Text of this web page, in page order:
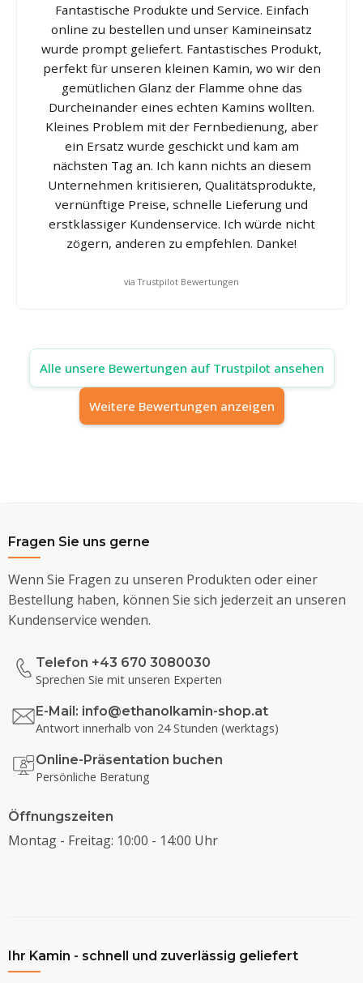
Fantastische Produkte und Service. Einfach
online zu bestellen und unser Kamineinsatz
wurde prompt geliefert. Fantastisches Produkt,
perfekt für unseren kleinen Kamin, wo wir den
gemütlichen Glanz der Flamme ohne das
Durcheinander eines echten Kamins wollten.
Kleines Problem mit der Fernbedienung, aber
ein Ersatz wurde geschickt und kam am
nächsten Tag an. Ich kann nichts an diesem
Unternehmen kritisieren, Qualitätsprodukte,
vernünftige Preise, schnelle Lieferung und
erstklassiger Kundenservice. Ich würde nicht
zögern, anderen zu empfehlen. Danke!
via Trustpilot Bewertungen
Alle unsere Bewertungen auf Trustpilot ansehen
Weitere Bewertungen anzeigen
Fragen Sie uns gerne
Wenn Sie Fragen zu unseren Produkten oder einer
Bestellung haben, können Sie sich jederzeit an unseren
Kundenservice wenden.
Telefon +43 670 3080030
Sprechen Sie mit unseren Experten
E-Mail: info@ethanolkamin-shop.at
Antwort innerhalb von 24 Stunden (werktags)
Online-Präsentation buchen
Persönliche Beratung
Öffnungszeiten
Montag - Freitag: 10:00 - 14:00 Uhr
Ihr Kamin - schnell und zuverlässig geliefert